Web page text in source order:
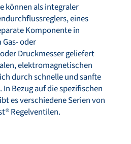
können als integraler
eines
Komponente in
oder
Druckmesser geliefert
elektromagnetischen
durch schnelle und sanfte
Bezug auf die spezifischen
es verschiedene Serien von
Regelventilen.